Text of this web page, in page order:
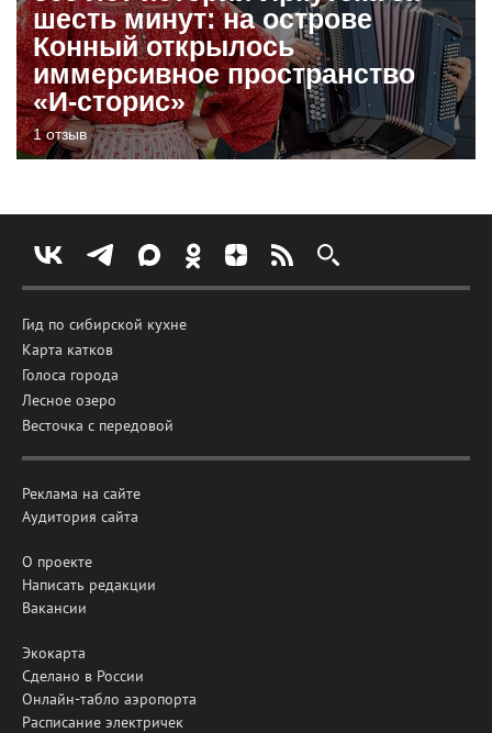
шесть минут: на острове
Конный открылось
иммерсивное пространство
«И-сторис»
1 отзыв
Гид по сибирской кухне
Карта катков
Голоса города
Лесное озеро
Весточка с передовой
Реклама на сайте
Аудитория сайта
О проекте
Написать редакции
Вакансии
Экокарта
Сделано в России
Онлайн-табло аэропорта
Расписание электричек